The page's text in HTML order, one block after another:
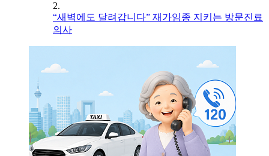
2.
“새벽에도 달려갑니다” 재가임종 지키는 방문진료
의사